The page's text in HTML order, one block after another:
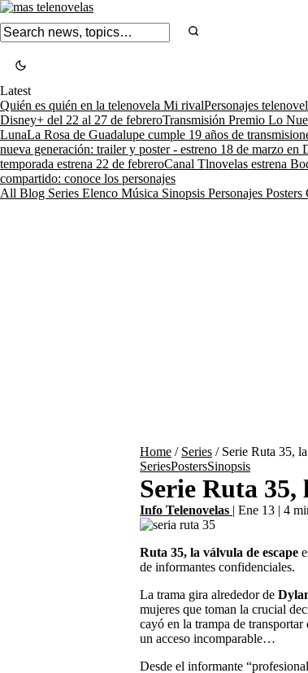
Latest
Quién es quién en la telenovela Mi rivalPersonajes
Disney+ del 22 al 27 de febreroTransmisión Premio Lo
LunaLa Rosa de Guadalupe cumple 19 años de
nueva generación: trailer y poster - estreno 18 de marzo en
temporada estrena 22 de febreroCanal Tlnovelas estrena
compartido: conoce los personajes
All Blog Series Elenco Música Sinopsis Personajes Posters
Home / Series / Serie Ruta 35,
SeriesPostersSinopsis
Serie Ruta 35,
Info Telenovelas | Ene 13 | 4
Ruta 35, la válvula de escape
de informantes confidenciales.
La trama gira alrededor de
mujeres que toman la crucial
cayó en la trampa de
un acceso incomparable…
Desde el informante